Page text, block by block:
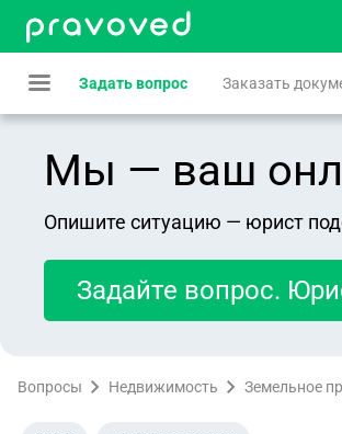
Задать вопрос Заказать
Мы — ваш
Опишите ситуацию — юрист
Задайте вопрос.
Вопросы Недвижимость Земельное